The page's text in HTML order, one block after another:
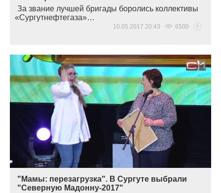
За звание лучшей бригады боролись коллективы
«Сургутнефтегаза»…
10.05.2017 20:43 6500
"Мамы: перезагрузка". В Сургуте выбрали
"Северную Мадонну-2017"